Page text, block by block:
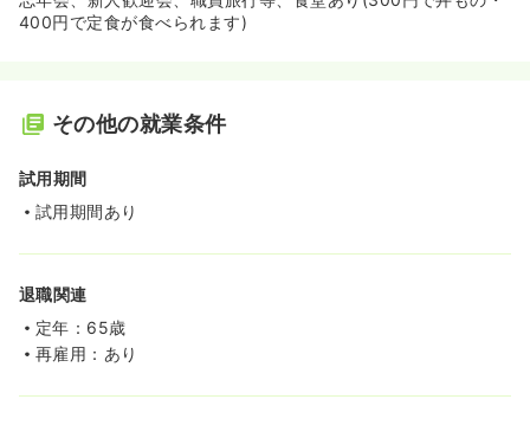
400円で定食が食べられます)
その他の就業条件
試用期間
試用期間あり
退職関連
定年：65歳
再雇用：あり